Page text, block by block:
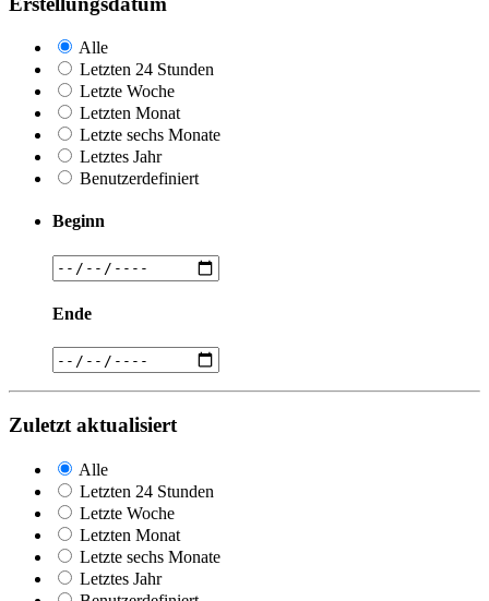
Alle
Letzten 24 Stunden
Letzte Woche
Letzten Monat
Letzte sechs Monate
Letztes Jahr
Benutzerdefiniert
Beginn
Ende
Zuletzt aktualisiert
Alle
Letzten 24 Stunden
Letzte Woche
Letzten Monat
Letzte sechs Monate
Letztes Jahr